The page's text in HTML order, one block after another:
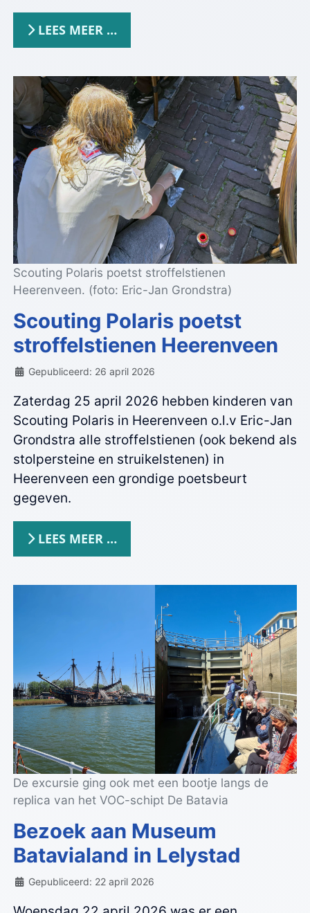
LEES MEER …
Scouting Polaris poetst stroffelstienen
Heerenveen. (foto: Eric-Jan Grondstra)
Scouting Polaris poetst
stroffelstienen Heerenveen
Details
Gepubliceerd: 26 april 2026
Zaterdag 25 april 2026 hebben kinderen van
Scouting Polaris in Heerenveen o.l.v Eric-Jan
Grondstra alle stroffelstienen (ook bekend als
stolpersteine en struikelstenen) in
Heerenveen een grondige poetsbeurt
gegeven.
LEES MEER …
De excursie ging ook met een bootje langs de
replica van het VOC-schipt De Batavia
Bezoek aan Museum
Batavialand in Lelystad
Details
Gepubliceerd: 22 april 2026